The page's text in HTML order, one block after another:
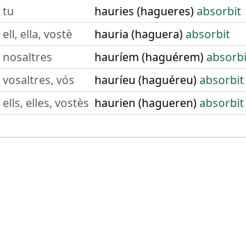
tu
hauries (hagueres)absorbit
ell, ella, vostè
hauria (haguera)absorbit
nosaltres
hauríem (haguérem)
vosaltres, vós
hauríeu (haguéreu)absorbit
ells, elles, vostès haurien (hagueren)absorbit